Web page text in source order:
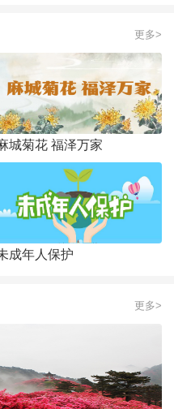
更多>
城菊花 福泽万家
成年人保护
更多>